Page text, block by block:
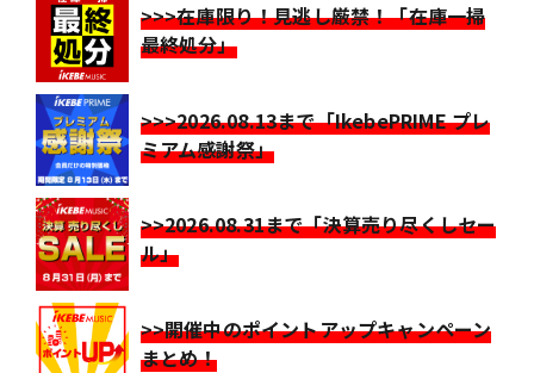
>>>在庫限り！見逃し厳禁！「在庫一掃
最終処分」
>>>2026.08.13まで「IkebePRIME プレ
ミアム感謝祭」
>>2026.08.31まで「決算売り尽くしセー
ル」
>>開催中のポイントアップキャンペーン
まとめ！